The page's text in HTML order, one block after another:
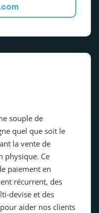
souple de
quel que soit le
la vente de
physique. Ce
paiement en
récurrent, des
devise et des
aider nos clients